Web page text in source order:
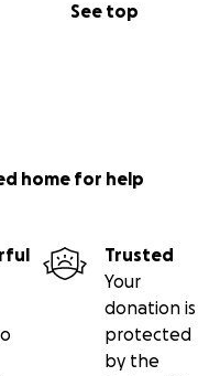
See top
home for help
Trusted
Your
donation is
protected
by the